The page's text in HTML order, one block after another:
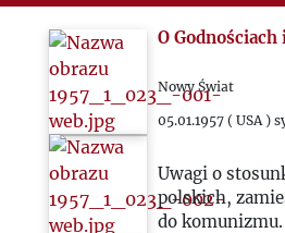
O Godnościach
Nowy Świat
05.01.1957 ( USA )
Uwagi o
polskich,
do komunizmu.